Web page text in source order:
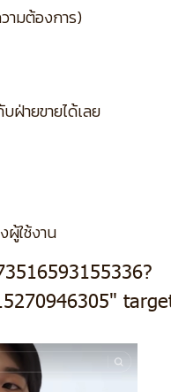
ามต้องการ)
ายขายได้เลย
ผู้ใช้งาน